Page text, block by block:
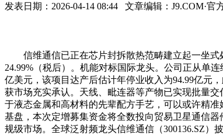
发表日期：2026-04-14 08:44 文章编辑：J9.COM·
信维通信已正在芯片封拆散热范畴建立起一坐式
24.99%（税后）。机能对标国际龙头。公司正从单
亿美元，该项目达产后估计年停业收入为94.99亿元
获市场充实承认。天线、毗连器等产物已实现批量
于液态金属和高材料的先辈配方手艺，可以或许精
基盘，本次定增募集资金将全数投向贸易卫星通信
规级市场。全球泛射频龙头信维通信（300136.SZ